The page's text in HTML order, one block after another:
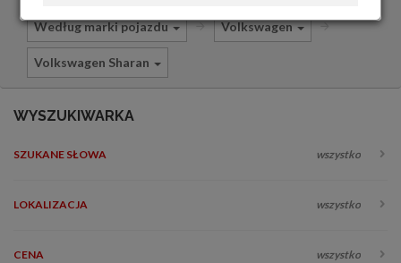
OFERTA DLA FIRM
Według marki pojazdu Volkswagen
Volkswagen Sharan
WYSZUKIWARKA
SZUKANE SŁOWA wszystko
LOKALIZACJA wszystko
CENA wszystko